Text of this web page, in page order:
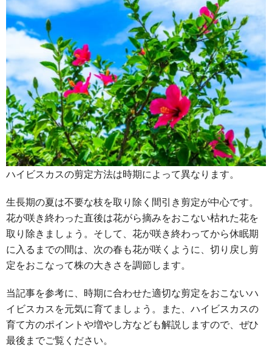
ハイビスカスの剪定方法は時期によって異なります。
生長期の夏は不要な枝を取り除く間引き剪定が中心です。
花が咲き終わった直後は花がら摘みをおこない枯れた花を
取り除きましょう。そして、花が咲き終わってから休眠期
に入るまでの間は、次の春も花が咲くように、切り戻し剪
定をおこなって株の大きさを調節します。
当記事を参考に、時期に合わせた適切な剪定をおこないハ
イビスカスを元気に育てましょう。また、ハイビスカスの
育て方のポイントや増やし方なども解説しますので、ぜひ
最後までご覧ください。